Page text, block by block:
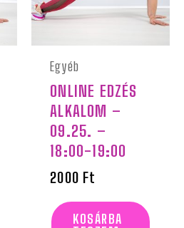
Egyéb
ONLINE EDZÉS
ALKALOM –
09.25. –
18:00-19:00
2000 Ft
KOSÁRBA